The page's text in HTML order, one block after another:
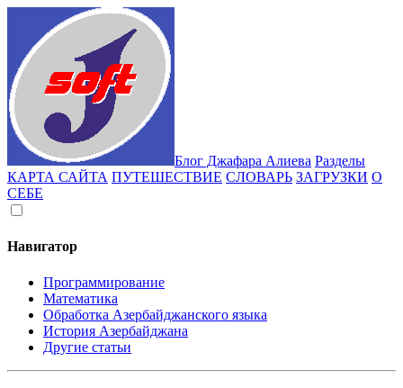
Блог Джафара Алиева Разделы
КАРТА САЙТА ПУТЕШЕСТВИЕ СЛОВАРЬ ЗАГРУЗКИ О
СЕБЕ
Навигатор
Программирование
Математика
Обработка Азербайджанского языка
История Азербайджана
Другие статьи